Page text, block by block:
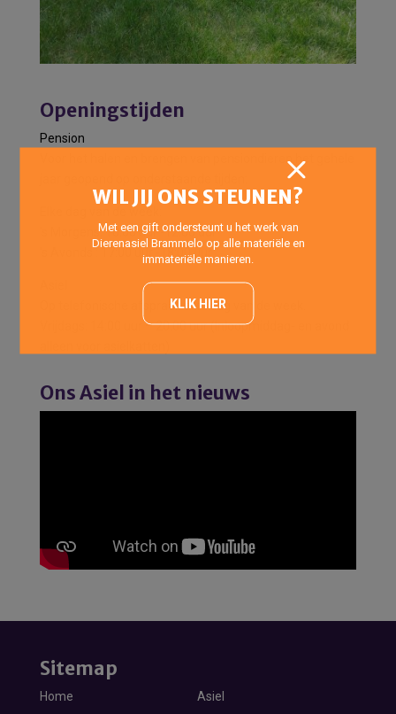
Openingstijden
Pension
Voor het halen en brengen van pensiondieren het gehele
Elke dag van de week:
’s Morgens: 10:00 uur -12:00 uur
’s Avonds : 17:00 uur -18:00 uur
Op telefonische afspraak elke dag van de week.
Vrijdags: 14:00 uur – 20:00 uur (Inloopmiddag- en avond
Ons Asiel in het nieuws
WIL JIJ ONS STEUNEN?
Met een gift ondersteunt u het werk van
Dierenasiel Brammelo op alle materiële en
immateriële manieren.
KLIK HIER
Sitemap
Home
Asiel